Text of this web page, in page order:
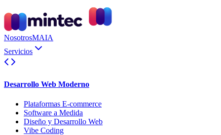
NosotrosMAIA
Servicios
Desarrollo Web Moderno
Plataformas E-commerce
Software a Medida
Diseño y Desarrollo Web
Vibe Coding